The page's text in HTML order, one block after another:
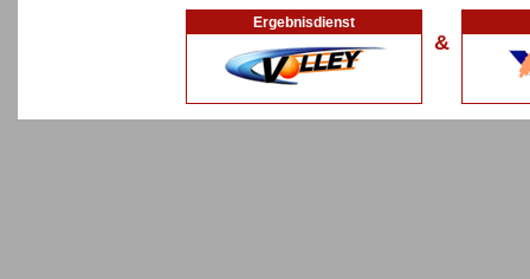
Ergebnisdienst
&